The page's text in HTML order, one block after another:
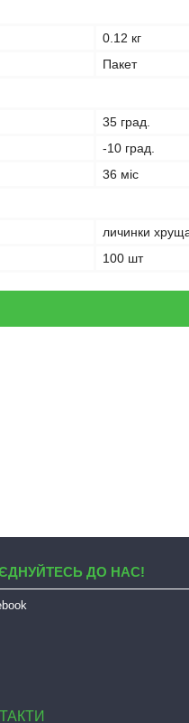
0.12 кг
Пакет
35 град.
-10 град.
36 міс
личинки
100 шт
ДО НАС!